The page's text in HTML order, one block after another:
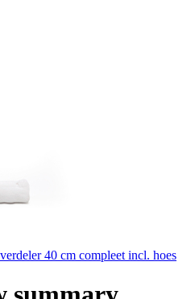
40 cm compleet incl. hoes